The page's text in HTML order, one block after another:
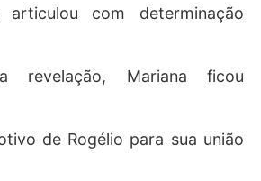
articulou com determinação
revelação, Mariana ficou
de Rogélio para sua união